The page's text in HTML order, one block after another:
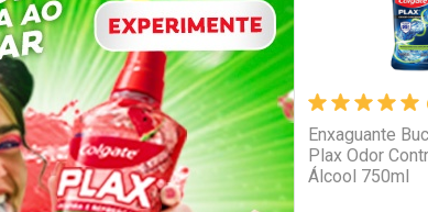
Enxaguante
Plax Odor
Álcool 750ml